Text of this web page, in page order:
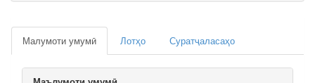
Малумоти умумӣ Лотҳо Суратҷаласаҳо